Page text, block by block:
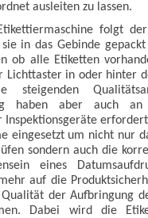
ausleiten zu lassen.
folgt
sie in das Gebinde
ob alle Etiketten
Lichttaster in oder hinter
steigenden
haben aber auch
Inspektionsgeräte
eingesetzt um nicht nur
sondern auch die
eines
auf die
der Aufbringung
Dabei wird die